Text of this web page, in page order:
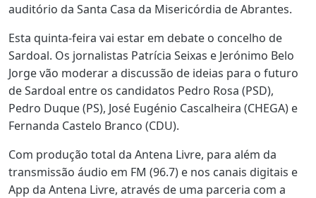
auditório da Santa Casa da Misericórdia de Abrantes.
Esta quinta-feira vai estar em debate o concelho de
Sardoal. Os jornalistas Patrícia Seixas e Jerónimo Belo
Jorge vão moderar a discussão de ideias para o futuro
de Sardoal entre os candidatos Pedro Rosa (PSD),
Pedro Duque (PS), José Eugénio Cascalheira (CHEGA) e
Fernanda Castelo Branco (CDU).
Com produção total da Antena Livre, para além da
transmissão áudio em FM (96.7) e nos canais digitais e
App da Antena Livre, através de uma parceria com a